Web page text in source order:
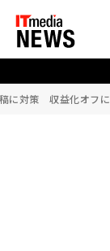
に対策 収益化オフに